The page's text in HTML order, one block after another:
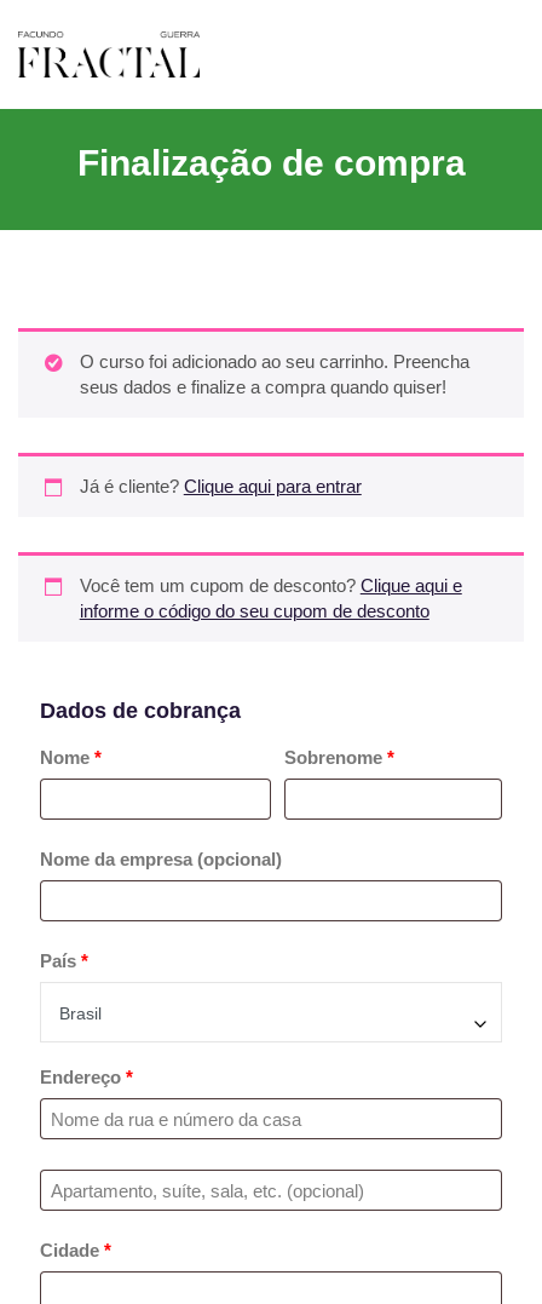
Finalização de compra
O curso foi adicionado ao seu carrinho. Preencha
seus dados e finalize a compra quando quiser!
Já é cliente? Clique aqui para entrar
Você tem um cupom de desconto? Clique aqui e
informe o código do seu cupom de desconto
Dados de cobrança
Nome * Sobrenome*
Nome da empresa (opcional)
País *
Brasil
Endereço *
Apartamento, suíte, unidade, etc. (opcional)
Cidade *